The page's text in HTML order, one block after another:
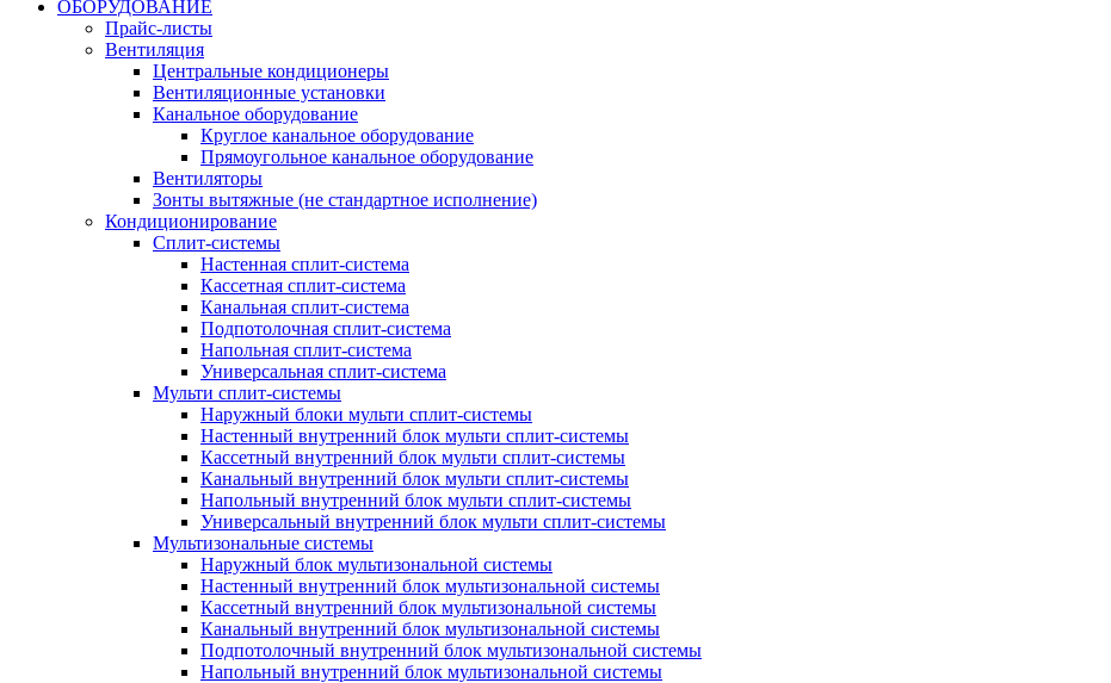
ОБОРУДОВАНИЕ
Прайс-листы
Вентиляция
Центральные кондиционеры
Вентиляционные установки
Канальное оборудование
Круглое канальное оборудование
Прямоугольное канальное оборудование
Вентиляторы
Зонты вытяжные (не стандартное исполнение)
Кондиционирование
Сплит-системы
Настенная сплит-система
Кассетная сплит-система
Канальная сплит-система
Подпотолочная сплит-система
Напольная сплит-система
Универсальная сплит-система
Мульти сплит-системы
Наружный блоки мульти сплит-системы
Настенный внутренний блок мульти сплит-системы
Кассетный внутренний блок мульти сплит-системы
Канальный внутренний блок мульти сплит-системы
Напольный внутренний блок мульти сплит-системы
Универсальный внутренний блок мульти сплит-системы
Мультизональные системы
Наружный блок мультизональной системы
Настенный внутренний блок мультизональной системы
Кассетный внутренний блок мультизональной системы
Канальный внутренний блок мультизональной системы
Подпотолочный внутренний блок мультизональной системы
Напольный внутренний блок мультизональной системы